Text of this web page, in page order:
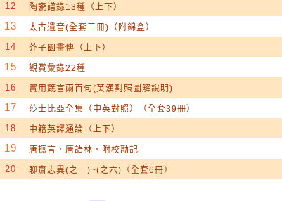
12 陶瓷譜錄13種（上下）
13 太古遺音(全套三冊)（附錦盒）
14 芥子園畫傳（上下）
15 觀賞彙錄22種
16 實用箴言兩百句(英漢對照圖解說明)
17 莎士比亞全集（中英對照）（全套39冊）
18 中籍英譯通論（上下）
19 唐摭言．唐語林．附校勘記
20 聊齋志異(之一)~(之六)（全套6冊）